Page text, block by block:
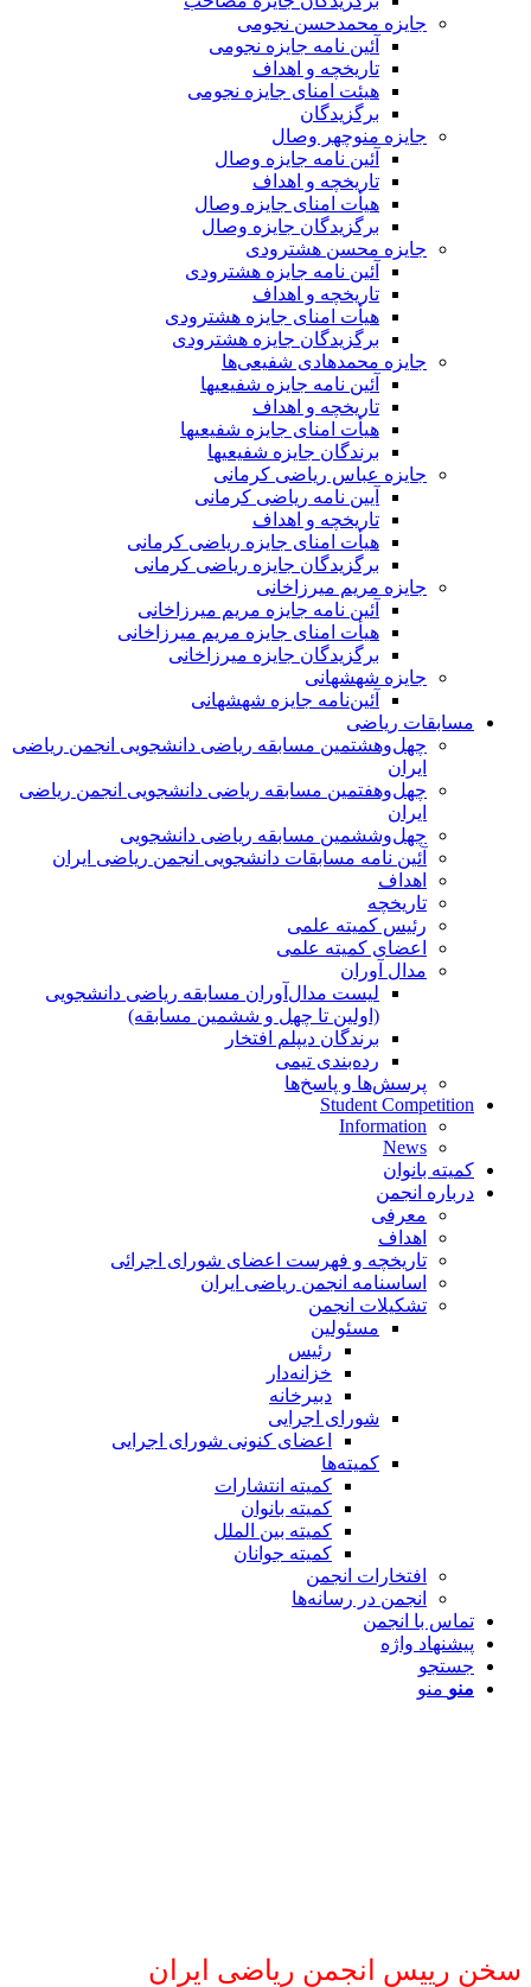
جایزه محمدحسن نجومی
آئین نامه جایزه نجومی
تاریخچه و اهداف
هیئت امنای جایزه نجومی
برگزیدگان
جایزه منوچهر وصال
آئین نامه جایزه وصال
تاریخچه و اهداف
هیأت امنای جایزه وصال
برگزیدگان جایزه وصال
جایزه محسن هشترودی
آئین نامه جایزه هشترودی
تاریخچه و اهداف
هیأت امنای جایزه هشترودی
برگزیدگان جایزه هشترودی
جایزه محمدهادی شفیعی‌ها
آئین نامه جایزه شفیعیها
تاریخچه و اهداف
هیأت امنای جایزه شفیعیها
برندگان جایزه شفیعیها
جایزه عباس ریاضی کرمانی
آیین نامه ریاضی کرمانی
تاریخچه و اهداف
هیأت امنای جایزه ریاضی کرمانی
برگزیدگان جایزه ریاضی کرمانی
جایزه مریم میرزاخانی
آئین نامه جایزه مریم میرزاخانی
هیأت امنای جایزه مریم میرزاخانی
برگزیدگان جایزه میرزاخانی
جایزه شهشهانی
آئین‌نامه جایزه شهشهانی
مسابقات ریاضی
چهل‌و‌هشتمین مسابقه ریاضی دانشجویی انجمن ریاضی
ایران
چهل‌و‌هفتمین مسابقه ریاضی دانشجویی انجمن ریاضی
ایران
چهل‌و‌ششمین مسابقه ریاضی دانشجویی
آئین نامه مسابقات دانشجویی انجمن ریاضی ایران
اهداف
تاریخچه
رئیس کمیته علمی
اعضای کمیته علمی
مدال آوران
لیست مدال‌آوران مسابقه ریاضی دانشجویی
(اولین تا چهل‌ و ششمین مسابقه)
برندگان دیپلم افتخار
رده‌بندی تیمی
پرسش‌ها و پاسخ‌ها
Student Competition
Information
News
کمیته بانوان
درباره انجمن
معرفی
اهداف
تاریخچه و فهرست اعضای شورای اجرائی
اساسنامه انجمن ریاضی ایران
تشکیلات انجمن
مسئولین
رئیس
خزانه‌دار
دبیرخانه
شورای اجرایی
اعضای کنونی شورای اجرایی
کمیته‌ها
کمیته انتشارات
کمیته بانوان
کمیته بین الملل
کمیته جوانان
افتخارات انجمن
انجمن در رسانه‌ها
تماس با انجمن
پیشنهاد واژه
جستجو
منو منو
سخن رییس انجمن ریاضی ایران